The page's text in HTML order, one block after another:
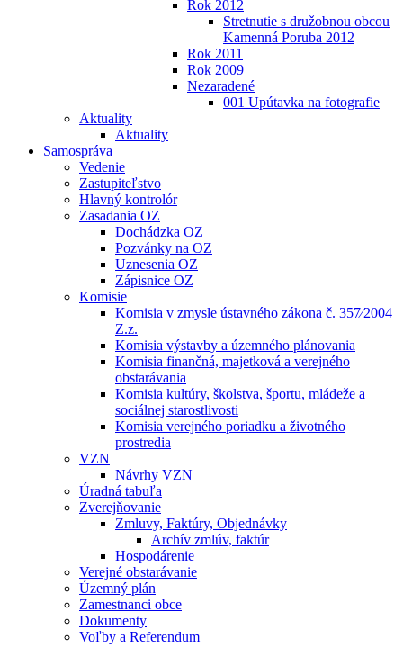
Rok 2012
Stretnutie s družobnou obcou
Kamenná Poruba 2012
Rok 2011
Rok 2009
Nezaradené
001 Upútavka na fotografie
Aktuality
Aktuality
Samospráva
Vedenie
Zastupiteľstvo
Hlavný kontrolór
Zasadania OZ
Dochádzka OZ
Pozvánky na OZ
Uznesenia OZ
Zápisnice OZ
Komisie
Komisia v zmysle ústavného zákona č. 357⁄2004
Z.z.
Komisia výstavby a územného plánovania
Komisia finančná, majetková a verejného
obstarávania
Komisia kultúry, školstva, športu, mládeže a
sociálnej starostlivosti
Komisia verejného poriadku a životného
prostredia
VZN
Návrhy VZN
Úradná tabuľa
Zverejňovanie
Zmluvy, Faktúry, Objednávky
Archív zmlúv, faktúr
Hospodárenie
Verejné obstarávanie
Územný plán
Zamestnanci obce
Dokumenty
Voľby a Referendum